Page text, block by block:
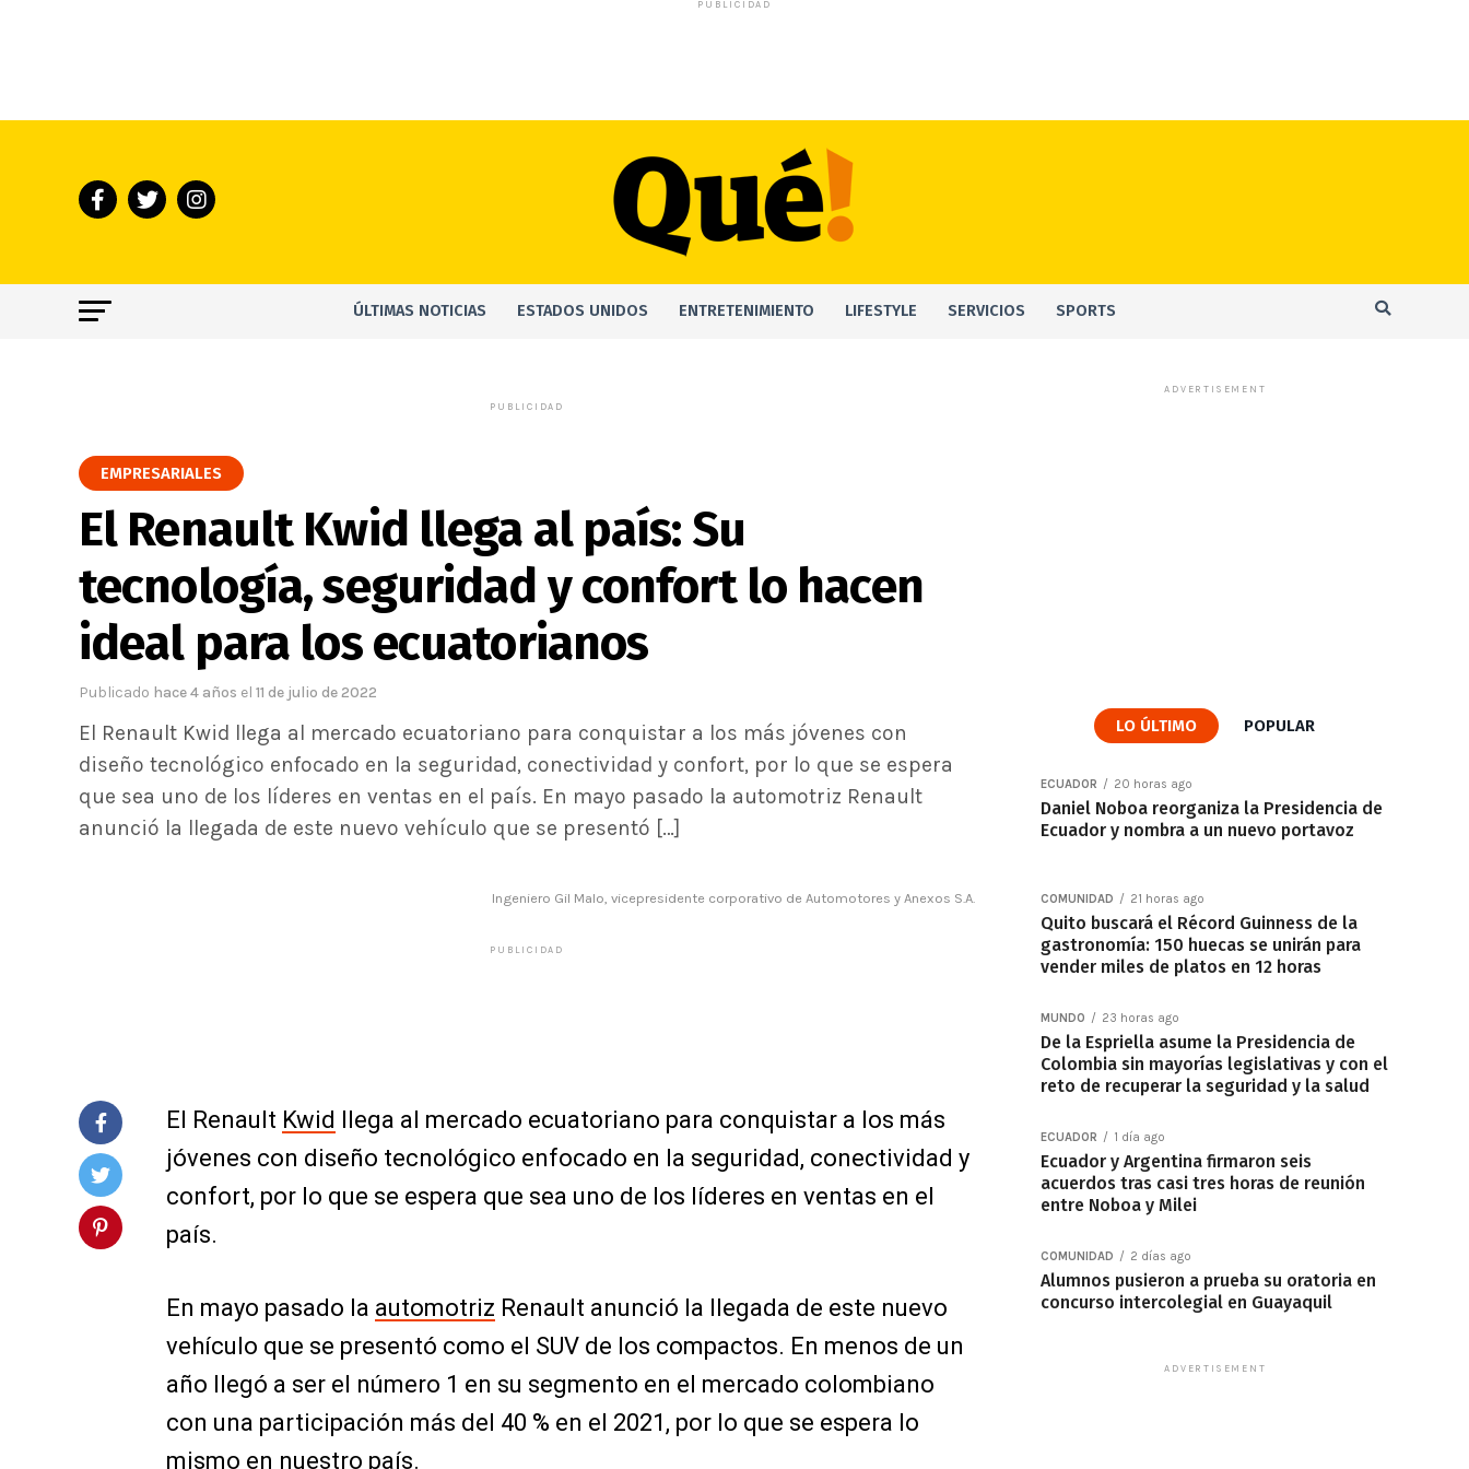
PUBLICIDAD
ÚLTIMAS NOTICIAS ESTADOS UNIDOS ENTRETENIMIENTO LIFESTYLE SERVICIOS SPORTS
PUBLICIDAD
EMPRESARIALES
El Renault Kwid llega al país: Su
tecnología, seguridad y confort lo hacen
ideal para los ecuatorianos
Publicado hace 4 años el 11 de julio de 2022
El Renault Kwid llega al mercado ecuatoriano para conquistar a los más jóvenes con
diseño tecnológico enfocado en la seguridad, conectividad y confort, por lo que se espera
que sea uno de los líderes en ventas en el país. En mayo pasado la automotriz Renault
anunció la llegada de este nuevo vehículo que se presentó […]
Ingeniero Gil Malo, vicepresidente corporativo de Automotores y Anexos S.A.
PUBLICIDAD
El Renault Kwid llega al mercado ecuatoriano para conquistar a los más
jóvenes con diseño tecnológico enfocado en la seguridad, conectividad y
confort, por lo que se espera que sea uno de los líderes en ventas en el
país.
En mayo pasado la automotriz Renault anunció la llegada de este nuevo
vehículo que se presentó como el SUV de los compactos. En menos de un
año llegó a ser el número 1 en su segmento en el mercado colombiano
con una participación más del 40 % en el 2021, por lo que se espera lo
mismo en nuestro país.
ADVERTISEMENT
LO ÚLTIMO POPULAR
ECUADOR 20 horas ago
Daniel Noboa reorganiza la Presidencia de
Ecuador y nombra a un nuevo portavoz
COMUNIDAD 21 horas ago
Quito buscará el Récord Guinness de la
gastronomía: 150 huecas se unirán para
vender miles de platos en 12 horas
MUNDO 23 horas ago
De la Espriella asume la Presidencia de
Colombia sin mayorías legislativas y con el
reto de recuperar la seguridad y la salud
ECUADOR 1 día ago
Ecuador y Argentina firmaron seis
acuerdos tras casi tres horas de reunión
entre Noboa y Milei
COMUNIDAD 2 días ago
Alumnos pusieron a prueba su oratoria en
concurso intercolegial en Guayaquil
ADVERTISEMENT